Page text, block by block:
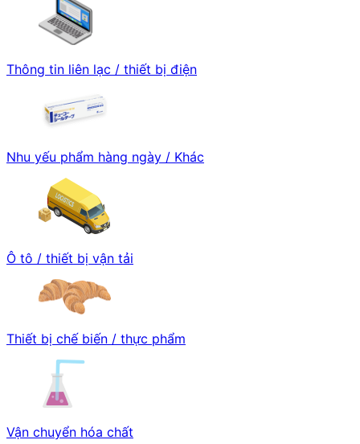
Thông tin liên lạc / thiết bị điện
Nhu yếu phẩm hàng ngày / Khác
Ô tô / thiết bị vận tải
Thiết bị chế biến / thực phẩm
Vận chuyển hóa chất